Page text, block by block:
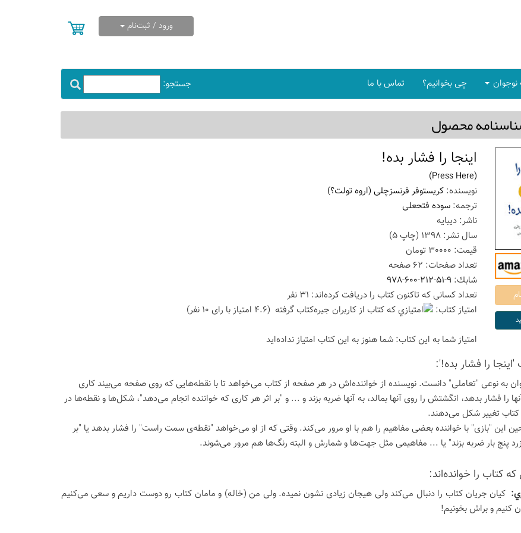
ورود / ثبت‌نام
جستجو: نوجوان چی بخوانیم؟ تماس با ما
محصول
اینجا را فشار بده!
(Press Here)
نویسنده: کریستوفر فرنسزچلی (اروه تولت؟)
ترجمه: سوده فتحعلی
ناشر: دیبایه
سال نشر: 1398 (چاپ5
)
قیمت: 30000 تومان
تعداد صفحات: 62 صفحه
شابك: 978-600-212-51-9
تعداد كسانی كه تاكنون كتاب را دریافت كرده‌اند: 31 نفر
امتیاز كتاب:
(4.6 امتیاز با رای 10 نفر)
امتیاز شما به این كتاب: شما هنوز به این كتاب امتیاز نداده‌اید
'اینجا را فشار بده!':
به نوعی "تعاملی" دانست. نویسنده از خواننده‌اش در هر صفحه از کتاب می‌خواهد تا با نقطه‌هایی که روی صفحه می‌بیند کاری
را فشار بدهد، انگشتش را روی آنها بمالد، به آنها ضربه بزند و ... و "بر اثر هر کاری که خواننده انجام می‌دهد"، شکل‌ها و نقطه‌ها در
تغییر شکل می‌دهند.
این "بازی" با خواننده بعضی مفاهیم را هم با او مرور می‌کند. وقتی که از او می‌خواهد "نقطه‌ی سمت راست" را فشار بدهد یا "بر
پنج بار ضربه بزند" یا ... مفاهیمی مثل جهت‌ها و شمارش و البته رنگ‌ها هم مرور می‌شوند.
كتاب را خوانده‌اند:
کیان جریان کتاب را دنبال می‌کند ولی هیجان زیادی نشون نمیده. ولی من (خاله) و مامان کتاب رو دوست داریم و سعی می‌کنیم
کنیم و براش بخونیم!